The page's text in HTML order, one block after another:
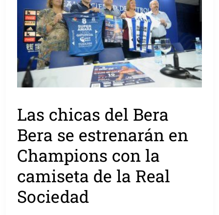
Las chicas del Bera
Bera se estrenarán en
Champions con la
camiseta de la Real
Sociedad